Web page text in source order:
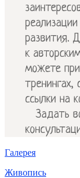
развития.
к
можете
ссылки на
Задать
Галерея
Живопись